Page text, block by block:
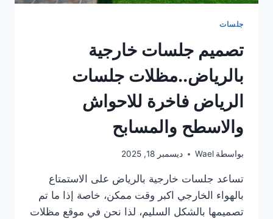
جلسات
تصميم جلسات خارجية
بالرياض..مظلات جلسات
الرياض فاخرة للاحواش
والاسطح والمسابح
بواسطة Wael ديسمبر 18, 2025
تساعد جلسات خارجية بالرياض على الاستمتاع
بالهواء الخارجي اكبر وقت ممكن، خاصة إذا ما تم
تصميمها بالشكل السليم، لذا نحن في موقع مظلات